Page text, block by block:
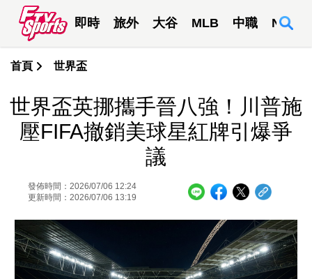
即時 旅外 大谷 MLB 中職 NBA
首頁 世界盃
世界盃英挪攜手晉八強！川普施
壓FIFA撤銷美球星紅牌引爆爭
議
發佈時間：2026/07/06 12:24
更新時間：2026/07/06 13:19